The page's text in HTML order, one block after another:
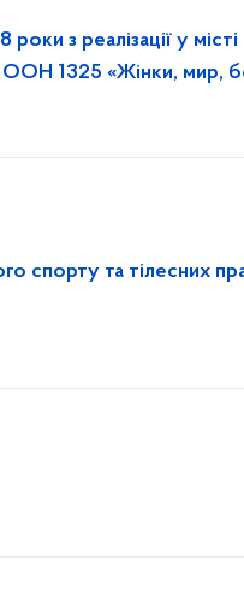
з реалізації у
ООН 1325 «Жінки, мир,
спорту та тілесних